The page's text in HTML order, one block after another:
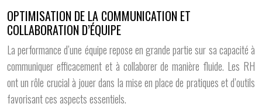
OPTIMISATION DE LA COMMUNICATION ET
COLLABORATION D’ÉQUIPE
La performance d’une équipe repose en grande partie sur sa capacité à
communiquer efficacement et à collaborer de manière fluide. Les RH
ont un rôle crucial à jouer dans la mise en place de pratiques et d’outils
favorisant ces aspects essentiels.